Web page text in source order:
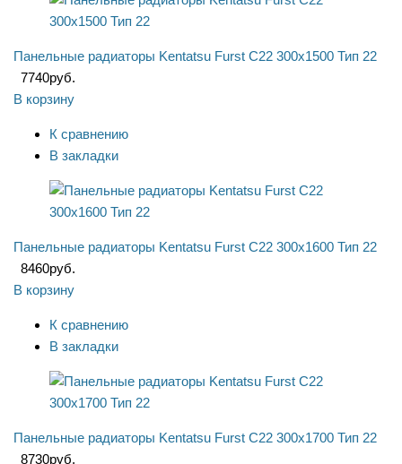
Панельные радиаторы Kentatsu Furst C22 300x1500 Тип 22
7740руб.
В корзину
К сравнению
В закладки
Панельные радиаторы Kentatsu Furst C22 300x1600 Тип 22
8460руб.
В корзину
К сравнению
В закладки
Панельные радиаторы Kentatsu Furst C22 300x1700 Тип 22
8730руб.